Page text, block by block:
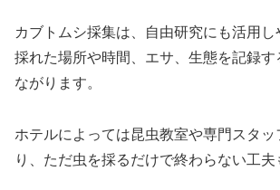
カブトムシ採集は、自由研究にも活用し
採れた場所や時間、エサ、生態を記録す
ながります。
ホテルによっては昆虫教室や専門スタ
り、ただ虫を採るだけで終わらない工夫